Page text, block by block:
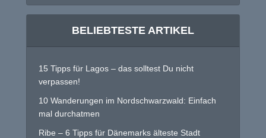
BELIEBTESTE ARTIKEL
15 Tipps für Lagos – das solltest Du nicht
verpassen!
10 Wanderungen im Nordschwarzwald: Einfach
mal durchatmen
Ribe – 6 Tipps für Dänemarks älteste Stadt